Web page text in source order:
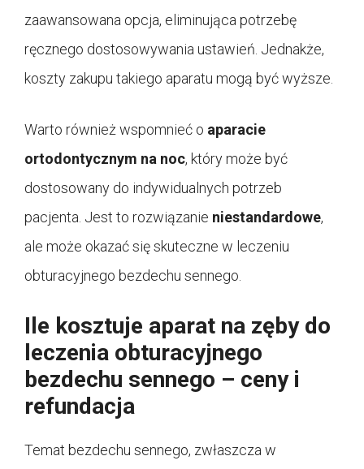
zaawansowana opcja, eliminująca potrzebę
ręcznego dostosowywania ustawień. Jednakże,
koszty zakupu takiego aparatu mogą być wyższe.
Warto również wspomnieć o aparacie
ortodontycznym na noc, który może być
dostosowany do indywidualnych potrzeb
pacjenta. Jest to rozwiązanie niestandardowe,
ale może okazać się skuteczne w leczeniu
obturacyjnego bezdechu sennego.
Ile kosztuje aparat na zęby do
leczenia obturacyjnego
bezdechu sennego – ceny i
refundacja
Temat bezdechu sennego, zwłaszcza w